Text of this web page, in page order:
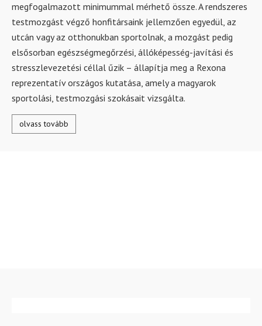
megfogalmazott minimummal mérhető össze. A rendszeres
testmozgást végző honfitársaink jellemzően egyedül, az
utcán vagy az otthonukban sportolnak, a mozgást pedig
elsősorban egészségmegőrzési, állóképesség-javítási és
stresszlevezetési céllal űzik – állapítja meg a Rexona
reprezentatív országos kutatása, amely a magyarok
sportolási, testmozgási szokásait vizsgálta.
olvass tovább